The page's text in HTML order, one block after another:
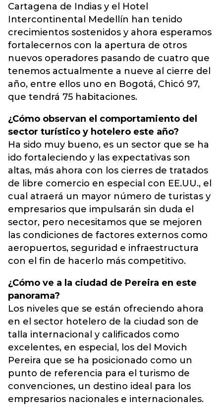
Cartagena de Indias y el Hotel
Intercontinental Medellín han tenido
crecimientos sostenidos y ahora esperamos
fortalecernos con la apertura de otros
nuevos operadores pasando de cuatro que
tenemos actualmente a nueve al cierre del
año, entre ellos uno en Bogotá, Chicó 97,
que tendrá 75 habitaciones.
¿Cómo observan el comportamiento del
sector turístico y hotelero este año?
Ha sido muy bueno, es un sector que se ha
ido fortaleciendo y las expectativas son
altas, más ahora con los cierres de tratados
de libre comercio en especial con EE.UU., el
cual atraerá un mayor número de turistas y
empresarios que impulsarán sin duda el
sector, pero necesitamos que se mejoren
las condiciones de factores externos como
aeropuertos, seguridad e infraestructura
con el fin de hacerlo más competitivo.
¿Cómo ve a la ciudad de Pereira en este
panorama?
Los niveles que se están ofreciendo ahora
en el sector hotelero de la ciudad son de
talla internacional y calificados como
excelentes, en especial, los del Movich
Pereira que se ha posicionado como un
punto de referencia para el turismo de
convenciones, un destino ideal para los
empresarios nacionales e internacionales.